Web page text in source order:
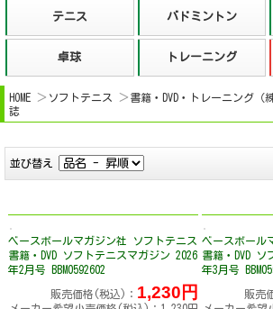
HOME ソフトテニス 書籍・DVD・トレーニング（
誌
並び替え
ベースボールマガジン社 ソフトテニス
書籍・DVD ソフトテニスマガジン 2026
年2月号 BBM0592602
販売価格(税込)： 1,230円
ベースボール
書籍・DVD ソ
年3月号
販売